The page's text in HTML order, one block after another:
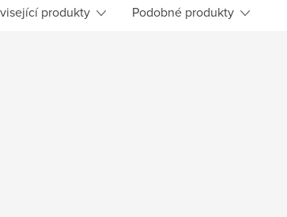
produkty Podobné produkty